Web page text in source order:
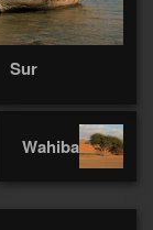
Sur
Wahiba